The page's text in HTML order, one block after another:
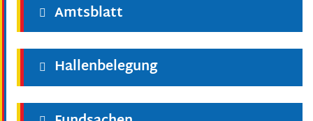
Amtsblatt
Hallenbelegung